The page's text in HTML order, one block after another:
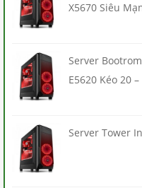
X5670 Siêu
Server
E5620 Kéo 20
Server Tower